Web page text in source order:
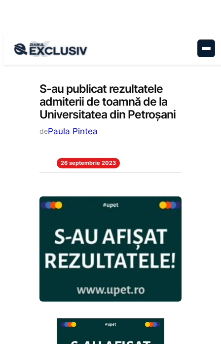
Educație, Stiri la zi
S-au publicat rezultatele
admiterii de toamnă de la
Universitatea din Petroșani
dePaula Pintea
26 septembrie 2023